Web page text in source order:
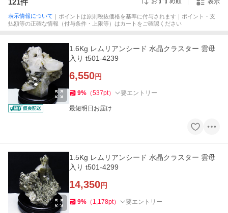
表示情報について ｜ポイントは原則税抜価格を基準に付与されます｜ポイント・支
払額等の正確な情報（付与条件・上限等）はカートをご確認ください
1.6Kg レムリアンシード 水晶クラスター 雲母
入り t501-4239
6,550円
9% （537pt） 要エントリー
最短明日お届け
1.5Kg レムリアンシード 水晶クラスター 雲母
入り t501-4299
14,350円
9% （ 1,178pt） 要エントリー